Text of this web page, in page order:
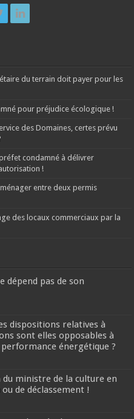
du terrain doit payer pour les
pour préjudice écologique !
des Domaines, certes prévu
condamné à délivrer
!
entre deux permis
des locaux commerciaux par la
dépend pas de son
dispositions relatives à
sont elles opposables à
énergétique ?
ministre de la culture en
de déclassement !